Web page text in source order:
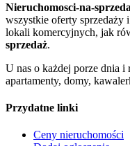
Nieruchomosci-na-
wszystkie oferty sprzedaży
lokali komercyjnych, jak
sprzedaż.
U nas o każdej porze dnia i
apartamenty, domy,
Przydatne linki
Ceny nieruchomości